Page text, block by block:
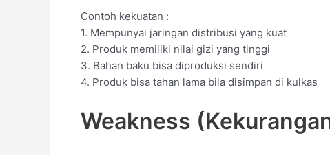
Contoh kekuatan :
1. Mempunyai jaringan distribusi yang kuat
2. Produk memiliki nilai gizi yang tinggi
3. Bahan baku bisa diproduksi sendiri
4. Produk bisa tahan lama bila disimpan di kulkas
Weakness